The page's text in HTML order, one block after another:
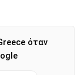
όταν